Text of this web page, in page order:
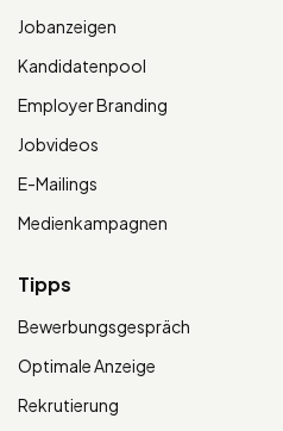
Jobanzeigen
Kandidatenpool
Employer Branding
Jobvideos
E-Mailings
Medienkampagnen
Tipps
Bewerbungsgespräch
Optimale Anzeige
Rekrutierung